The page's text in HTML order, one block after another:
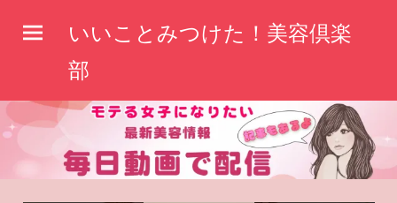
へ
いいことみつけた！美容倶楽
部